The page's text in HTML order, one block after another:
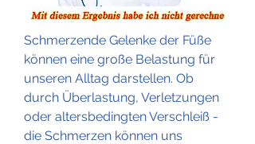
Schmerzende Gelenke der Füße
können eine große Belastung für
unseren Alltag darstellen. Ob
durch Überlastung, Verletzungen
oder altersbedingten Verschleiß -
die Schmerzen können uns